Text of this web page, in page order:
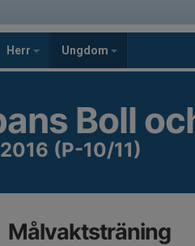
Herr Ungdom
Boll
(P-10/11)
Målvaktsträning